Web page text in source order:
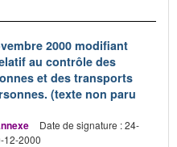
2000 modifiant
au contrôle des
et des transports
(texte non paru
Date de signature : 24-
12-2000